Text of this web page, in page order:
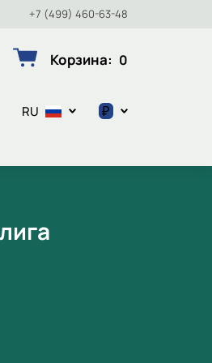
+7 (499) 460-63-48
Корзина: 0
RU ₽